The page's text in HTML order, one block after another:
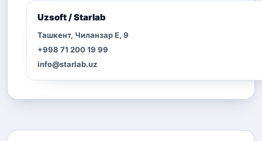
Uzsoft / Starlab
Ташкент, Чиланзар Е, 9
+998 71 200 19 99
info@starlab.uz